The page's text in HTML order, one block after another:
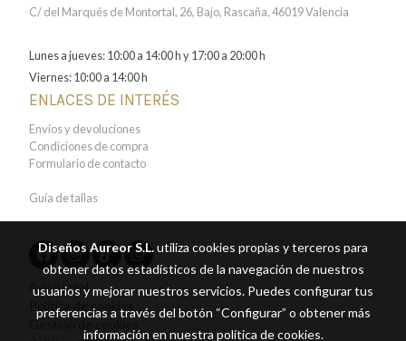
C/ del Marqués de Montortal, 26, Bajo, Rascaña, 46019 Valencia
Lunes a jueves: 10:00 a 14:00 h y 17:00 a 20:00 h
Viernes: 10:00 a 14:00 h
ENLACES DE INTERÉS
Envíos y devoluciones
Condiciones de compra
Formulario de contacto
Guía de tallas
Aviso legal
Política de cookies
Gestión de cookies
Diseños Aureor S.L.utiliza cookies propias y terceros para
obtener datos estadísticos de la navegación de nuestros
usuarios y mejorar nuestros servicios. Puedes configurar tus
preferencias a través del botón “Configurar” o obtener más
información en nuestra política de cookies.